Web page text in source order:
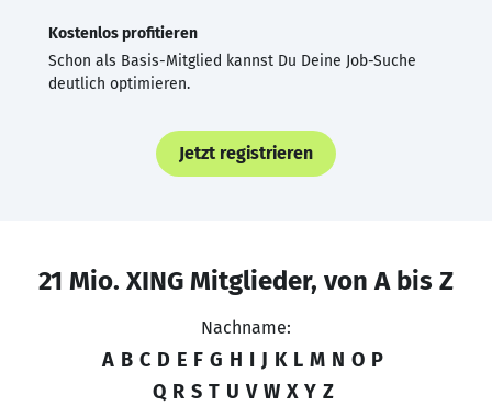
Kostenlos profitieren
Schon als Basis-Mitglied kannst Du Deine Job-Suche
deutlich optimieren.
Jetzt registrieren
21 Mio. XING Mitglieder, von A bis Z
Nachname:
A B C D E F G H I J K L M N O P
Q R S T U V W X Y Z